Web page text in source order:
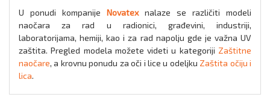
U ponudi kompanije Novatexnalaze se različiti modeli
naočara za rad u radionici, građevini, industriji,
laboratorijama, hemiji, kao i za rad napolju gde je važna UV
zaštita. Pregled modela možete videti u kategoriji Zaštitne
naočare, a krovnu ponudu za oči i lice u odeljku Zaštita očiju i
lica.